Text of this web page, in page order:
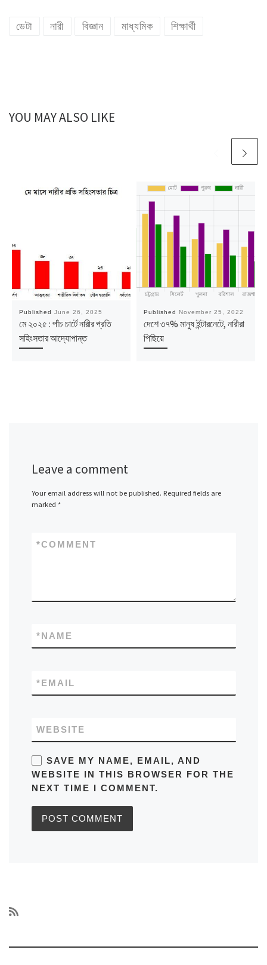
ডেটা নারী বিজ্ঞান মাধ্যমিক শিক্ষার্থী
YOU MAY ALSO LIKE
Published June 26, 2025
মে ২০২৫ : পাঁচ চার্টে নারীর প্রতি
সহিংসতার আদ্যোপান্ত
Published November 25, 2022
দেশে ৩৭% মানুষ ইন্টারনেটে, নারীরা
পিছিয়ে
Leave a comment
Your email address will not be published. Required fields are
marked *
COMMENT
*
NAME
*
EMAIL
*
WEBSITE
SAVE MY NAME, EMAIL, AND
WEBSITE IN THIS BROWSER FOR THE
NEXT TIME I COMMENT.